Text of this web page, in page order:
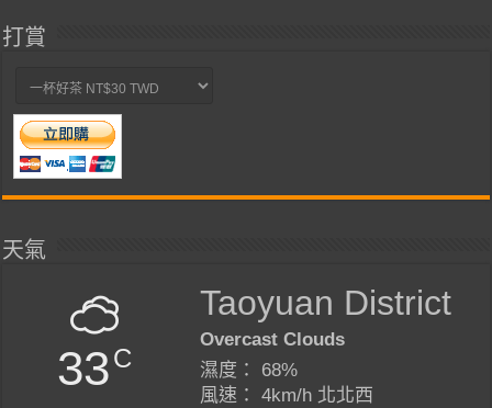
打賞
天氣
33C
Taoyuan District
Overcast Clouds
濕度： 68%
風速： 4km/h 北北西